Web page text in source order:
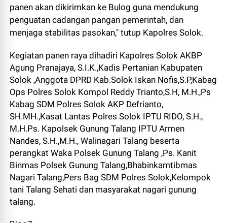
panen akan dikirimkan ke Bulog guna mendukung
penguatan cadangan pangan pemerintah, dan
menjaga stabilitas pasokan," tutup Kapolres Solok.
Kegiatan panen raya dihadiri Kapolres Solok AKBP
Agung Pranajaya, S.I.K.,Kadis Pertanian Kabupaten
Solok ,Anggota DPRD Kab.Solok Iskan Nofis,S.P,Kabag
Ops Polres Solok Kompol Reddy Trianto,S.H, M.H.,Ps
Kabag SDM Polres Solok AKP Defrianto,
SH.MH.,Kasat Lantas Polres Solok IPTU RIDO, S.H.,
M.H.Ps. Kapolsek Gunung Talang IPTU Armen
Nandes, S.H.,M.H., Walinagari Talang beserta
perangkat Waka Polsek Gunung Talang ,Ps. Kanit
Binmas Polsek Gunung Talang,Bhabinkamtibmas
Nagari Talang,Pers Bag SDM Polres Solok,Kelompok
tani Talang Sehati dan masyarakat nagari gunung
talang.